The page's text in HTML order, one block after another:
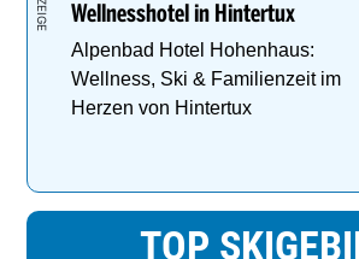
Wellnesshotel in Hintertux
Alpenbad Hotel Hohenhaus:
Wellness, Ski & Familienzeit im
Herzen von Hintertux
TOP